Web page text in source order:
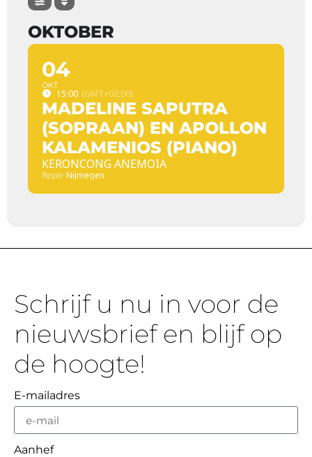
OKTOBER
04
OKT
15:00 (GMT+02:00)
MADELINE SAPUTRA
(SOPRAAN) EN APOLLON
KALAMENIOS (PIANO)
KERONCONG ANEMOIA
Regio Nijmegen
Schrijf u nu in voor de
nieuwsbrief en blijf op
de hoogte!
E-mailadres
Aanhef